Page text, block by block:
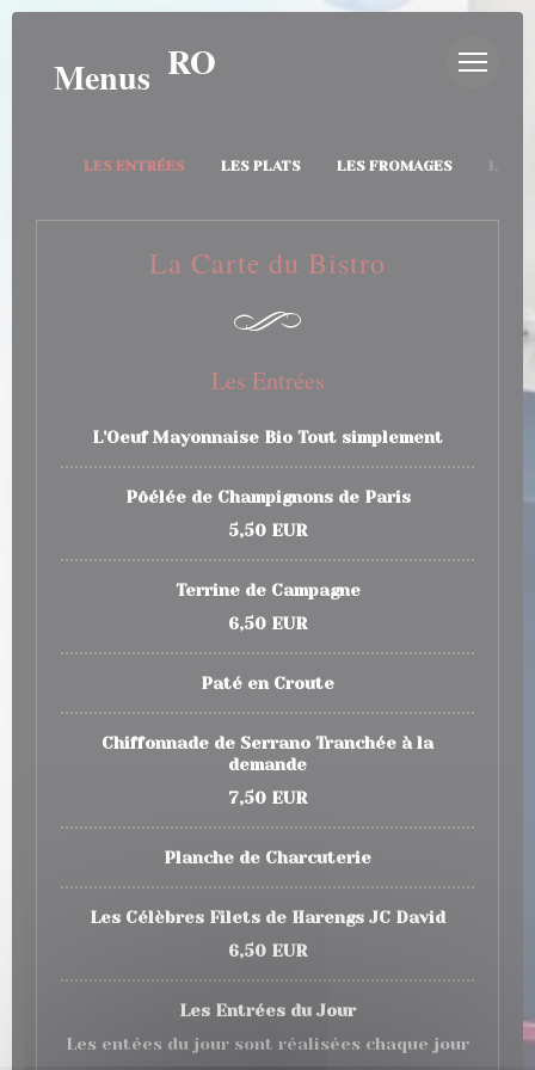
Painel de Gerenciamento de Cookies
AU BISTRO
Menus
La Carte du Bistro
Les Entrées
L'Oeuf Mayonnaise Bio Tout simplement
Pôélée de Champignons de Paris
5,50 EUR
Terrine de Campagne
6,50 EUR
Paté en Croute
Chiffonnade de Serrano Tranchée à la
demande
7,50 EUR
Planche de Charcuterie
Les Célèbres Filets de Harengs JC David
6,50 EUR
Les Entrées du Jour
Les entées du jour sont réalisées chaque jour
LES ENTRÉES LES PLATS LES FROMAGES LES